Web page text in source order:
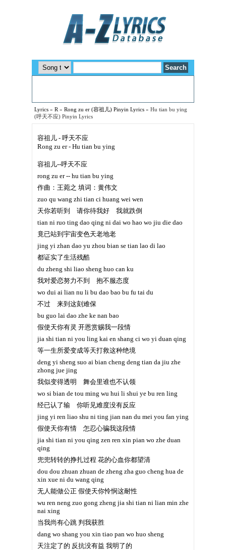
Lyrics » R » Rong zu er (容祖儿) Pinyin Lyrics » Hu tian bu ying
(呼天不应) Pinyin Lyrics
容祖儿 - 呼天不应
Rong zu er - Hu tian bu ying
容祖儿--呼天不应
rong zu er -- hu tian bu ying
作曲：王菀之 填词：黄伟文
zuo qu wang zhi tian ci huang wei wen
天你若听到 请你待我好 我就跌倒
tian ni ruo ting dao qing ni dai wo hao wo jiu die dao
竟已站到宇宙变色天老地老
jing yi zhan dao yu zhou bian se tian lao di lao
都证实了生活残酷
du zheng shi liao sheng huo can ku
我对爱恋努力不到 抱不服态度
wo dui ai lian nu li bu dao bao bu fu tai du
不过 来到这刻难保
bu guo lai dao zhe ke nan bao
假使天你有灵 开恩赏赐我一段情
jia shi tian ni you ling kai en shang ci wo yi duan qing
等一生所爱变成等天打救这种绝境
deng yi sheng suo ai bian cheng deng tian da jiu zhe
zhong jue jing
我似变得透明 舞会里谁也不认领
wo si bian de tou ming wu hui li shui ye bu ren ling
经已认了输 你听见难度没有反应
jing yi ren liao shu ni ting jian nan du mei you fan ying
假使天你有情 怎忍心骗我这段情
jia shi tian ni you qing zen ren xin pian wo zhe duan
qing
兜兜转转的挣扎过程 花的心血你都望清
dou dou zhuan zhuan de zheng zha guo cheng hua de
xin xue ni du wang qing
无人能做公正 假使天你怜悯这耐性
wu ren neng zuo gong zheng jia shi tian ni lian min zhe
nai xing
当我尚有心跳 判我获胜
dang wo shang you xin tiao pan wo huo sheng
天注定了的 反抗没有益 我明了的